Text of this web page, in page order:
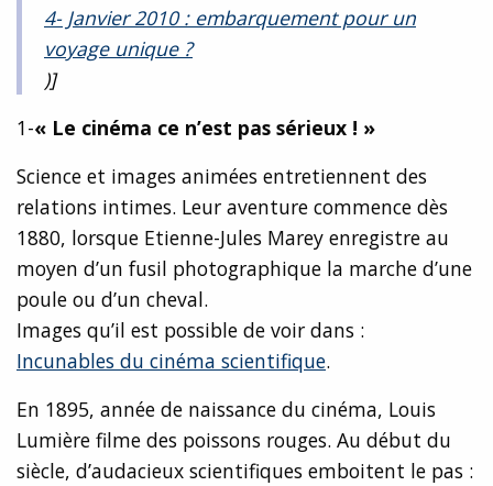
4- Janvier 2010 : embarquement pour un
voyage unique ?
)]
1-« Le cinéma ce n’est pas sérieux ! »
Science et images animées entretiennent des
relations intimes. Leur aventure commence dès
1880, lorsque Etienne-Jules Marey enregistre au
moyen d’un fusil photographique la marche d’une
poule ou d’un cheval.
Images qu’il est possible de voir dans :
Incunables du cinéma scientifique.
En 1895, année de naissance du cinéma, Louis
Lumière filme des poissons rouges. Au début du
siècle, d’audacieux scientifiques emboitent le pas :